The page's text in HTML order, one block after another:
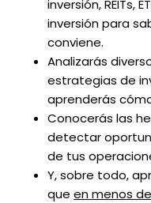
inversión, REITs,
inversión para
conviene.
Analizarás
estrategias de
aprenderás
Conocerás las
detectar
de tus
Y, sobre todo,
que en menos